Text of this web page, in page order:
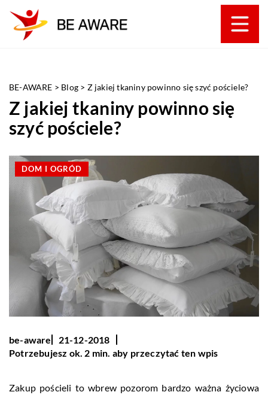
BE-AWARE > Blog > Z jakiej tkaniny powinno się szyć pościele?
Z jakiej tkaniny powinno się
szyć pościele?
DOM I OGRÓD
be-aware
21-12-2018
Potrzebujesz ok. 2 min. aby przeczytać ten wpis
Zakup pościeli to wbrew pozorom bardzo ważna życiowa